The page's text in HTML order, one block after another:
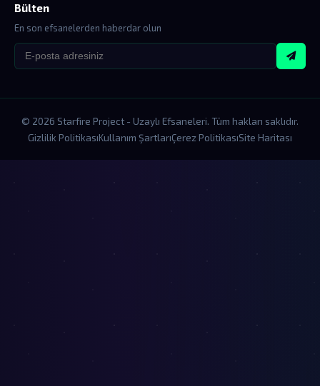
Bülten
En son efsanelerden haberdar olun
© 2026 Starfire Project - Uzaylı Efsaneleri. Tüm hakları saklıdır.
Gizlilik PolitikasıKullanım ŞartlarıÇerez PolitikasıSite Haritası